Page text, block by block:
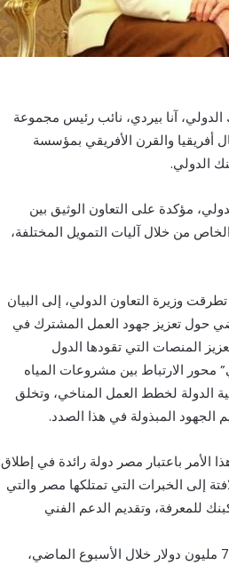
آنا بيردي، نائب رئيس مجموعة
أفريقيا والقرن الأفريقي بمؤسسة
الدولي.
مؤكدة على التعاون الوثيق بين
من خلال آليات التمويل المختلفة،
وزيرة التعاون الدولي، إلى البيان
حول تعزيز جهود العمل المشترك في
المنصات التي تقودها الدول
محور الارتباط بين مشروعات المياه
الدولة لخطط العمل المناخي، وتخلق
الجهود المبذولة في هذا الصدد.
الأمر باعتبار مصر دولة رائدة في إطلاق
إلى الخبرات التي تمتلكها مصر والتي
للمعرفة، وتقديم الدعم الفني
كما تم الحديث عن تمويل سياسات التنمية الذي أقره البنك الدولي بقيمة 700 مليون دولار خلال الأسبوع الماضي،